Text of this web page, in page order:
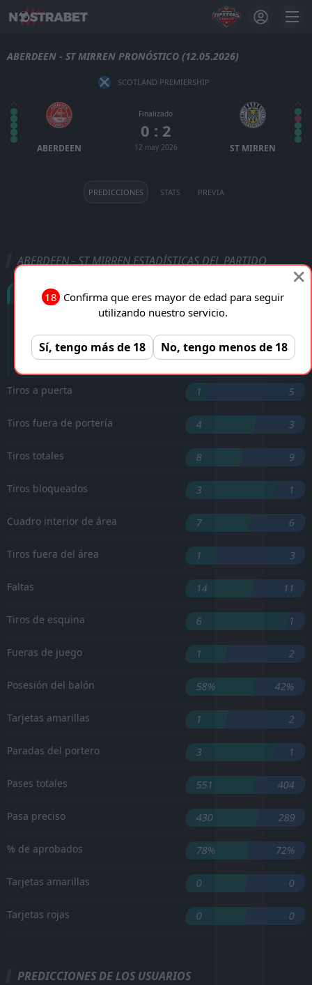
ABERDEEN - ST MIRREN PRONÓSTICO (12.05.2026)
SCOTLAND PREMIERSHIP
ABERDEEN
Finalizado
0 : 2
12 may 2026 ST MIRREN
PREDICCIONES STATS PREVIA
ABERDEEN - ST MIRREN ESTADÍSTICAS DEL PARTIDO
Goles
K. Phillips '80 ︎
Tiros a puerta 1 5
Tiros fuera de portería 4 3
Tiros totales 8 9
Tiros bloqueados 3 1
Cuadro interior de área 7 6
Tiros fuera del área 1 3
Faltas 14 11
Tiros de esquina 6 1
Fueras de juego 1 2
Posesión del balón 58% 42%
Tarjetas amarillas 1 2
Paradas del portero 3 1
Pases totales 551 404
Pasa preciso 430 289
% de aprobados 78% 72%
Tarjetas amarillas 0 0
Tarjetas rojas 0 0
PREDICCIONES DE LOS USUARIOS
18 Confirma que eres mayor de edad para seguir
utilizando nuestro servicio.
Sí, tengo más de 18 No, tengo menos de 18